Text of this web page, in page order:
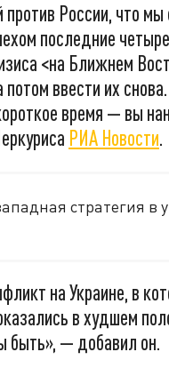
против России, что
последние
<на Ближнем
ввести их
время — вы
РИА Новости.
стратегия в
на Украине, в
в худшем
быть», — добавил он.